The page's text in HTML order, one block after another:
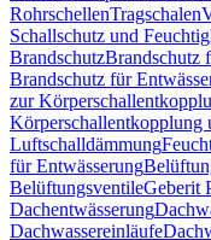
RohrschellenTragschalen
Schallschutz und
BrandschutzBrandschutz
Brandschutz für
zur
Körperschallentkopplung
Luftschalldämmung
für Entwässerung
BelüftungsventileGeberit
Dachentwässerung
Dachwassereinläufe